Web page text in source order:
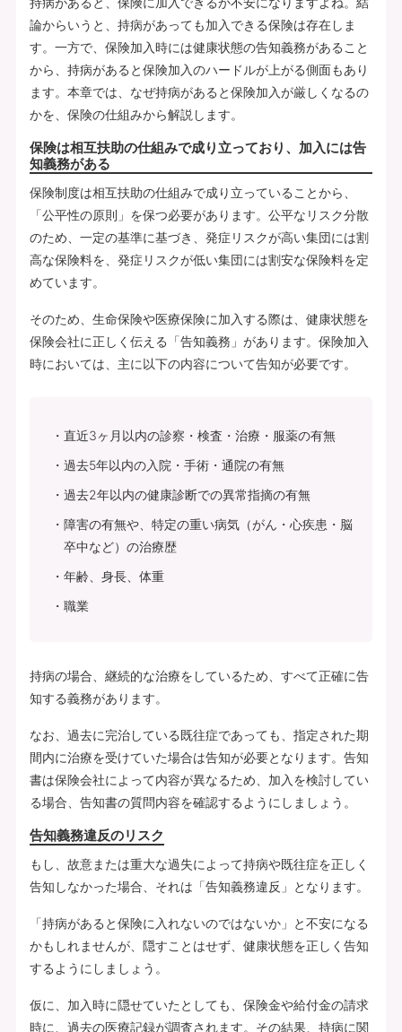
論からいうと、持病があっても加入できる保険は存在しま
す。一方で、保険加入時には健康状態の告知義務があること
から、持病があると保険加入のハードルが上がる側面もあり
ます。本章では、なぜ持病があると保険加入が厳しくなるの
かを、保険の仕組みから解説します。
保険は相互扶助の仕組みで成り立っており、加入には告
知義務がある
保険制度は相互扶助の仕組みで成り立っていることから、
「公平性の原則」を保つ必要があります。公平なリスク分散
のため、一定の基準に基づき、発症リスクが高い集団には割
高な保険料を、発症リスクが低い集団には割安な保険料を定
めています。
そのため、生命保険や医療保険に加入する際は、健康状態を
保険会社に正しく伝える「告知義務」があります。保険加入
時においては、主に以下の内容について告知が必要です。
直近3ヶ月以内の診察・検査・治療・服薬の有無
過去5年以内の入院・手術・通院の有無
過去2年以内の健康診断での異常指摘の有無
障害の有無や、特定の重い病気（がん・心疾患・脳
卒中など）の治療歴
年齢、身長、体重
職業
持病の場合、継続的な治療をしているため、すべて正確に告
知する義務があります。
なお、過去に完治している既往症であっても、指定された期
間内に治療を受けていた場合は告知が必要となります。告知
書は保険会社によって内容が異なるため、加入を検討してい
る場合、告知書の質問内容を確認するようにしましょう。
告知義務違反のリスク
もし、故意または重大な過失によって持病や既往症を正しく
告知しなかった場合、それは「告知義務違反」となります。
「持病があると保険に入れないのではないか」と不安になる
かもしれませんが、隠すことはせず、健康状態を正しく告知
するようにしましょう。
仮に、加入時に隠せていたとしても、保険金や給付金の請求
時に、過去の医療記録が調査されます。その結果、持病に関